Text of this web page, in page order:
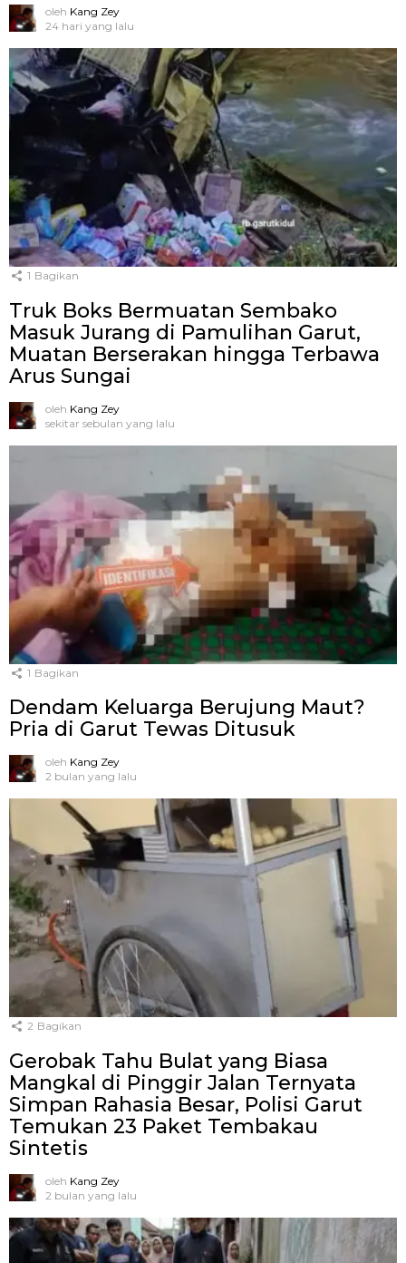
oleh Kang Zey
24 hari yang lalu
1 Bagikan
Truk Boks Bermuatan Sembako
Masuk Jurang di Pamulihan Garut,
Muatan Berserakan hingga Terbawa
Arus Sungai
oleh Kang Zey
sekitar sebulan yang lalu
1 Bagikan
Dendam Keluarga Berujung Maut?
Pria di Garut Tewas Ditusuk
oleh Kang Zey
2 bulan yang lalu
2 Bagikan
Gerobak Tahu Bulat yang Biasa
Mangkal di Pinggir Jalan Ternyata
Simpan Rahasia Besar, Polisi Garut
Temukan 23 Paket Tembakau
Sintetis
oleh Kang Zey
2 bulan yang lalu